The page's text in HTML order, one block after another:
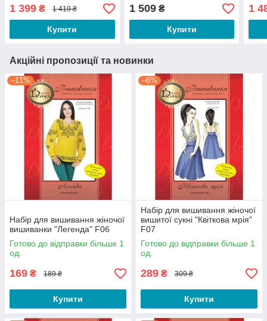
1 399 ₴ 1 419 ₴
Купити
F2502
1 509₴
Купити
1
Акційні пропозиції та новинки
–11%
Набір для вишивання жіночої
вишиванки "Легенда" F06
Готово до відправки більше 1
од.
169 ₴ 189 ₴
Купити
–6%
Набір для вишивання жіночої
вишитої сукні "Квіткова мрія"
F07
Готово до відправки більше 1
од.
289 ₴ 309 ₴
Купити